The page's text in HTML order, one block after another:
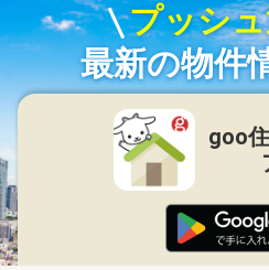
プッシ
最新の物件
goo